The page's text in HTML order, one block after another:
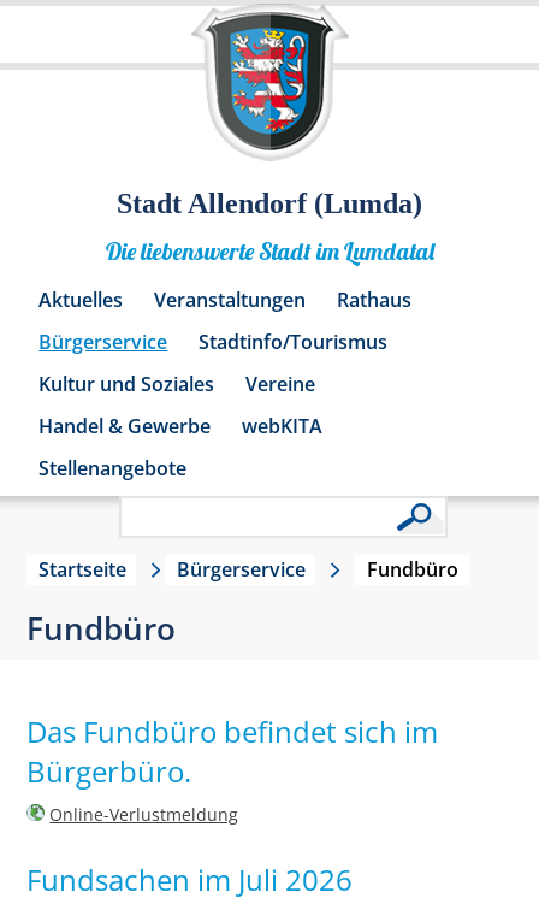
Stadt Allendorf (Lumda)
Die liebenswerte Stadt im Lumdatal
Aktuelles Veranstaltungen
Rathaus
Bürgerservice
Stadtinfo/Tourismus
Kultur und Soziales
Vereine
Handel & Gewerbe
webKITA
Stellenangebote
Startseite Bürgerservice Fundbüro
Fundbüro
Das Fundbüro befindet sich im
Bürgerbüro.
Online-Verlustmeldung
Fundsachen im Juli 2026